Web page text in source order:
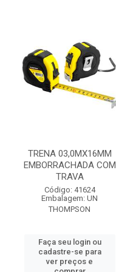
TRENA 03,0MX16MM
EMBORRACHADA COM
TRAVA
Código: 41624
Embalagem: UN
THOMPSON
Faça seu login ou
cadastre-se para
ver preços e